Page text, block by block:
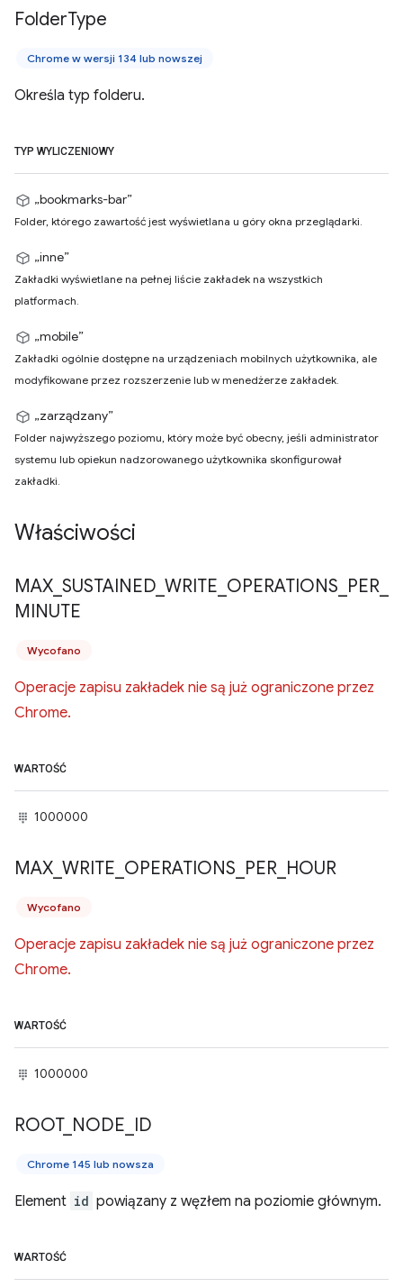
FolderType
Chrome w wersji 134 lub nowszej
Określa typ folderu.
TYP WYLICZENIOWY
„bookmarks-bar”
Folder, którego zawartość jest wyświetlana u góry okna przeglądarki.
„inne”
Zakładki wyświetlane na pełnej liście zakładek na wszystkich
platformach.
„mobile”
Zakładki ogólnie dostępne na urządzeniach mobilnych użytkownika, ale
modyfikowane przez rozszerzenie lub w menedżerze zakładek.
„zarządzany”
Folder najwyższego poziomu, który może być obecny, jeśli administrator
systemu lub opiekun nadzorowanego użytkownika skonfigurował
zakładki.
Właściwości
MAX SUSTAINED WRITE OPERATIONS PER
MINUTE
Wycofano
Operacje zapisu zakładek nie są już ograniczone przez
Chrome.
WARTOŚĆ
1000000
MAX WRITE OPERATIONS PER HOUR
Wycofano
Operacje zapisu zakładek nie są już ograniczone przez
Chrome.
WARTOŚĆ
1000000
ROOT_ NODE ID
Chrome 145 lub nowsza
Element id powiązany z węzłem na poziomie głównym.
WARTOŚĆ